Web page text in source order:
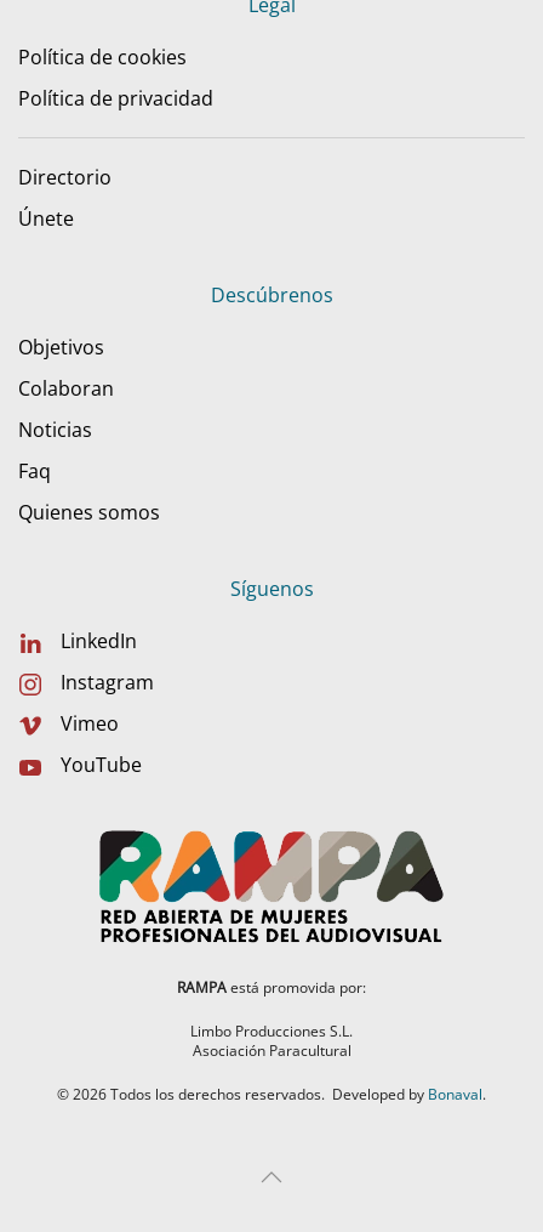
Legal
Política de cookies
Política de privacidad
Directorio
Únete
Descúbrenos
Objetivos
Colaboran
Noticias
Faq
Quienes somos
Síguenos
LinkedIn
Instagram
Vimeo
YouTube
RAMPAestá promovida por:
Limbo Producciones S.L.
Asociación Paracultural
©2026Todos los derechos reservados. Developed by Bonaval.